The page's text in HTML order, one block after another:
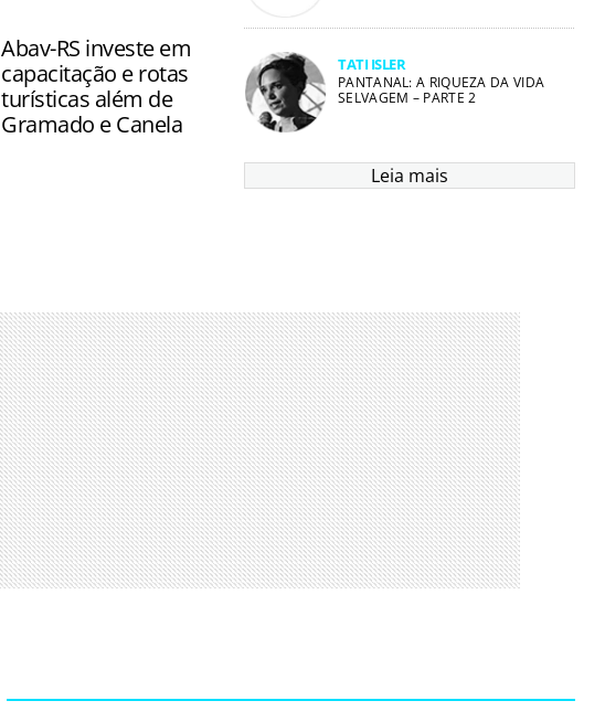
TATI ISLER
PANTANAL: A RIQUEZA DA VIDA
SELVAGEM – PARTE 2
Leia mais
Abav-RS investe em
capacitação e rotas
turísticas além de
Gramado e Canela